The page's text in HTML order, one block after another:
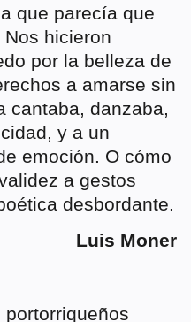
que parecía que
hicieron
por la belleza de
a amarse sin
cantaba, danzaba,
y a un
emoción. O cómo
a gestos
desbordante.
Luis Moner